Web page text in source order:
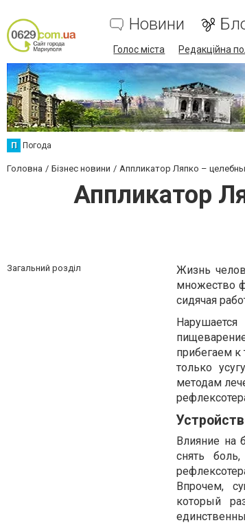
Новини
Голос міста Редакційна
П Погода
Головна Бізнес новини Аппликатор Ляпко –
Аппликатор
Загальний розділ
Жизнь
множество
сидячая
прибегаем
только
методам
Влияние на
снять
Впрочем,
который